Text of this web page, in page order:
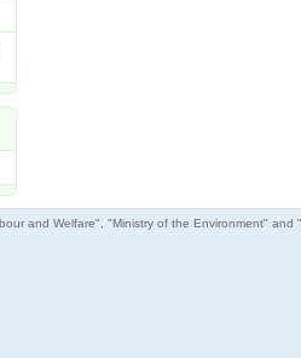
and Welfare", "Ministry of the Environment"